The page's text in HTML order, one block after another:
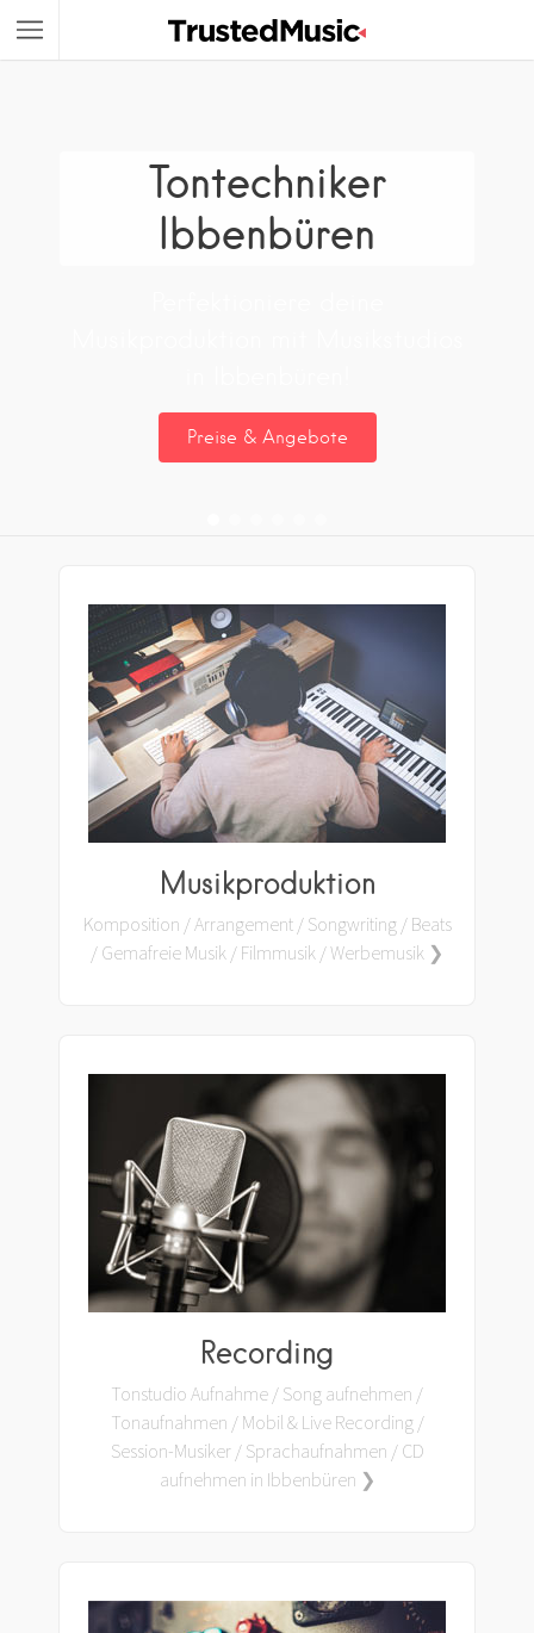
Tontechniker
Ibbenbüren
Musikproduktion
Komposition / Arrangement / Songwriting / Beats
/ Gemafreie Musik / Filmmusik / Werbemusik ❯
Recording
Tonstudio Aufnahme / Song aufnehmen /
Tonaufnahmen / Mobil & Live Recording /
Session-Musiker / Sprachaufnahmen / CD
aufnehmen in Ibbenbüren ❯